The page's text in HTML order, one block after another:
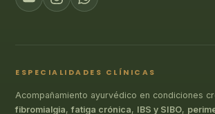
ESPECIALIDADES CLÍNICAS
Acompañamiento ayurvédico en condiciones
fibromialgia,fatiga crónica, IBS y SIBO,